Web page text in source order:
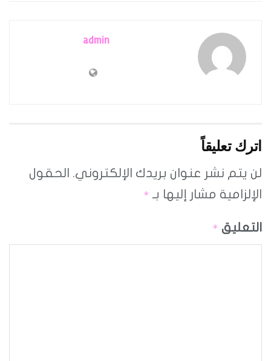
admin
اترك تعليقاً
لن يتم نشر عنوان بريدك الإلكتروني. الحقول
الإلزامية مشار إليها بـ *
التعليق *